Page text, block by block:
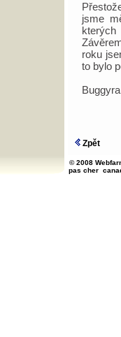
jsme
roku
to bylo
Buggyra
Zpět
© 2008
pas cher